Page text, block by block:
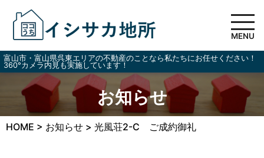
MENU
富山市・富山県呉東エリアの不動産のことなら私たちにお任せください！
360°カメラ内見も実施しています！
お知らせ
HOME > お知らせ > 光風荘2-C ご成約御礼